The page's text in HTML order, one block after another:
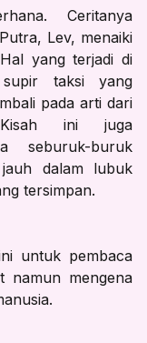
Ceritanya
Lev, menaiki
yang terjadi di
taksi yang
pada arti dari
ini juga
seburuk-buruk
dalam lubuk
tersimpan.
untuk pembaca
namun mengena